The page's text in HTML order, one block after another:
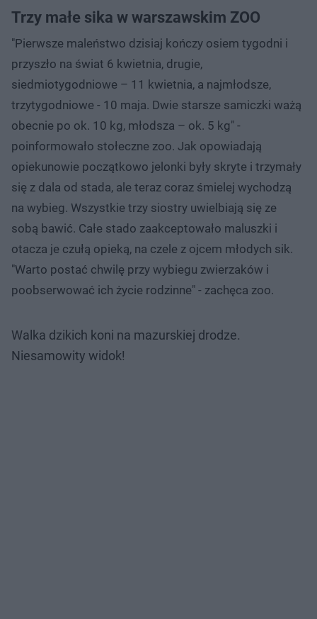
Trzy małe sika w warszawskim ZOO
"Pierwsze maleństwo dzisiaj kończy osiem tygodni i
przyszło na świat 6 kwietnia, drugie,
siedmiotygodniowe – 11 kwietnia, a najmłodsze,
trzytygodniowe - 10 maja. Dwie starsze samiczki ważą
obecnie po ok. 10 kg, młodsza – ok. 5 kg" -
poinformowało stołeczne zoo. Jak opowiadają
opiekunowie początkowo jelonki były skryte i trzymały
się z dala od stada, ale teraz coraz śmielej wychodzą
na wybieg. Wszystkie trzy siostry uwielbiają się ze
sobą bawić. Całe stado zaakceptowało maluszki i
otacza je czułą opieką, na czele z ojcem młodych sik.
"Warto postać chwilę przy wybiegu zwierzaków i
poobserwować ich życie rodzinne" - zachęca zoo.
Walka dzikich koni na mazurskiej drodze.
Niesamowity widok!